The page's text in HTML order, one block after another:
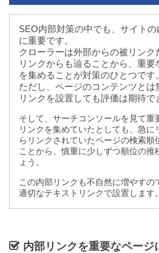
SEO内部対策の中でも、サイト
に重要です。
クローラーは外部からの被リン
リンクからも辿ることから、重
を集めることが対策のひとつです。
ただし、ページのコンテンツとは
リンクを設置しても評価は期待で
そして、サーチコンソールを見て重
リンクを集めていたとしても、急
らリンクされていたページの検索順
ことから、慎重に少しずつ順位の推
ょう。
この内部リンクも不自然に増やすの
適切なテキストリンクで設置します。
内部リンクを重要なページ